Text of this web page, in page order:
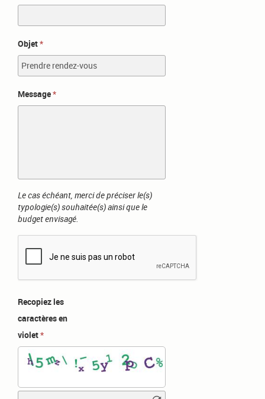
Objet
Message
Le cas échéant, merci de préciser le(s)
typologie(s) souhaitée(s) ainsi que le
budget envisagé.
Recopiez les
caractères en
violet